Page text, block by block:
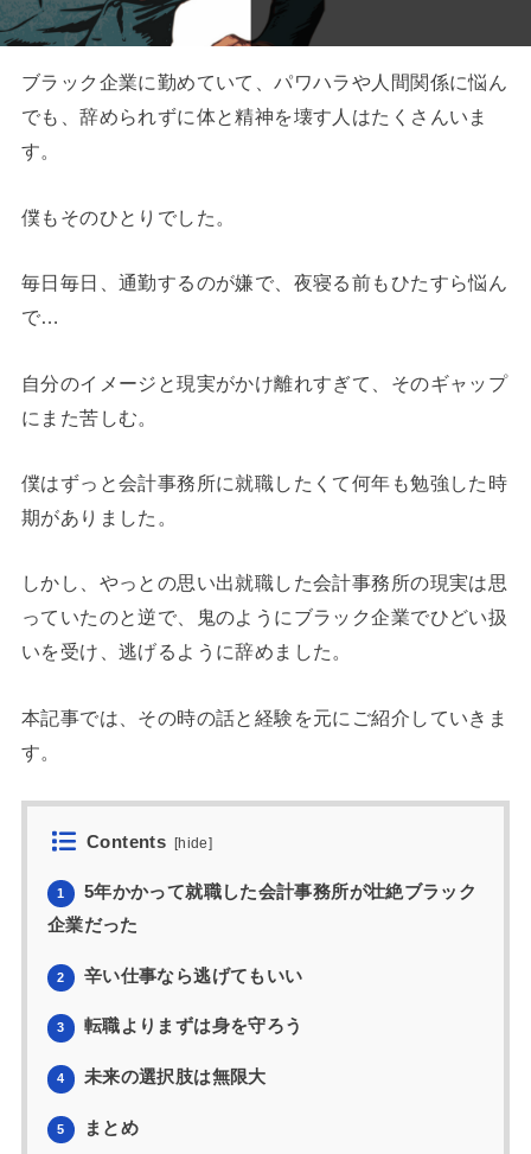
ブラック企業に勤めていて、パワハラや人間関係に悩ん
でも、辞められずに体と精神を壊す人はたくさんいま
す。
僕もそのひとりでした。
毎日毎日、通勤するのが嫌で、夜寝る前もひたすら悩ん
で…
自分のイメージと現実がかけ離れすぎて、そのギャップ
にまた苦しむ。
僕はずっと会計事務所に就職したくて何年も勉強した時
期がありました。
しかし、やっとの思い出就職した会計事務所の現実は思
っていたのと逆で、鬼のようにブラック企業でひどい扱
いを受け、逃げるように辞めました。
本記事では、その時の話と経験を元にご紹介していきま
す。
Contents [hide]
1
5年かかって就職した会計事務所が壮絶ブラック
企業だった
2 辛い仕事なら逃げてもいい
3 転職よりまずは身を守ろう
4 未来の選択肢は無限大
5 まとめ